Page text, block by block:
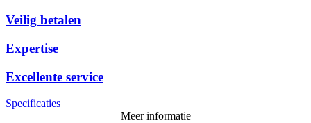
Veilig betalen
Expertise
Excellente service
Specificaties
Meer informatie